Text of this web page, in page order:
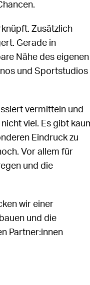
Zusätzlich
Gerade in
Nähe des eigenen
und Sportstudios
vermitteln und
viel. Es gibt
Eindruck zu
Vor allem für
und die
wir einer
und die
Partner:innen